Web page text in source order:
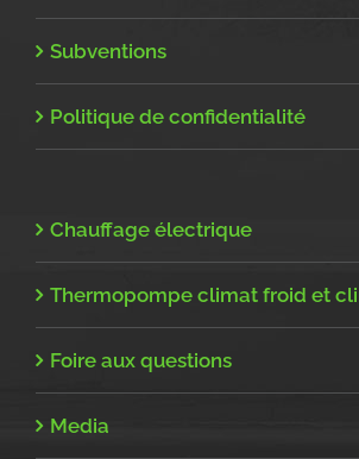
Subventions
Politique de confidentialité
Chauffage électrique
Thermopompe climat froid et
Foire aux questions
Media